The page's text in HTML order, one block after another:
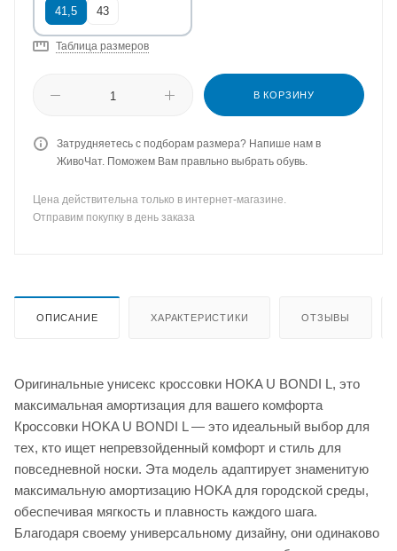
41,5 43
Таблица размеров
В КОРЗИНУ
Затрудняетесь с подборам размера? Напише нам в
ЖивоЧат. Поможем Вам правльно выбрать обувь.
Цена действительна только в интернет-магазине.
Отправим покупку в день заказа
ОПИСАНИЕ ХАРАКТЕРИСТИКИ ОТЗЫВЫ
Оригинальные унисекс кроссовки HOKA U BONDI L, это
максимальная амортизация для вашего комфорта
Кроссовки HOKA U BONDI L — это идеальный выбор для
тех, кто ищет непревзойденный комфорт и стиль для
повседневной носки. Эта модель адаптирует знаменитую
максимальную амортизацию HOKA для городской среды,
обеспечивая мягкость и плавность каждого шага.
Благодаря своему универсальному дизайну, они одинаково